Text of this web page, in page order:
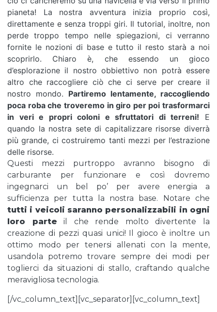
pianeta! La nostra avventura inizia proprio così,
direttamente e senza troppi giri. Il tutorial, inoltre, non
perde troppo tempo nelle spiegazioni, ci verranno
fornite le nozioni di base e tutto il resto starà a noi
scoprirlo. Chiaro è, che essendo un gioco
d’esplorazione il nostro obbiettivo non potrà essere
altro che raccogliere ciò che ci serve per creare il
nostro mondo. Partiremo lentamente, raccogliendo
poca roba che troveremo in giro per poi trasformarci
in veri e propri coloni e sfruttatori di terreni! E
quando la nostra sete di capitalizzare risorse diverrà
più grande, ci costruiremo tanti mezzi per l’estrazione
delle risorse.
Questi mezzi purtroppo avranno bisogno di
carburante per funzionare e così dovremo
ingegnarci un bel po’ per avere energia a
sufficienza per tutta la nostra base. Notare che
tutti i veicoli saranno personalizzabili in ogni
loro parte il che rende molto divertente la
creazione di pezzi quasi unici! Il gioco è inoltre un
ottimo modo per tenersi allenati con la mente,
usandola potremo trovare sempre dei modi per
toglierci da situazioni di stallo, craftando qualche
meravigliosa tecnologia.
[/vc_column_text][vc_separator][vc_column_text]